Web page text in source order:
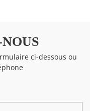
ci-dessous ou